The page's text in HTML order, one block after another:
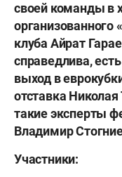
своей команды в
организованного
клуба Айрат
справедлива,
выход в
отставка
такие эксперты
Владимир
Участники: